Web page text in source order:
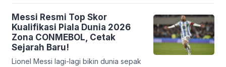
Messi Resmi Top Skor
Kualifikasi Piala Dunia 2026
Zona CONMEBOL, Cetak
Sejarah Baru!
Lionel Messi lagi-lagi bikin dunia sepak